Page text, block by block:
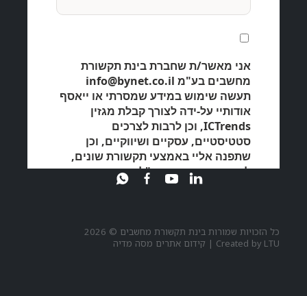
כל הזכויות שמורות בינת תקשורת מחשבים © 2026
Created by LTU
| קידום אתרים מסה מדיה